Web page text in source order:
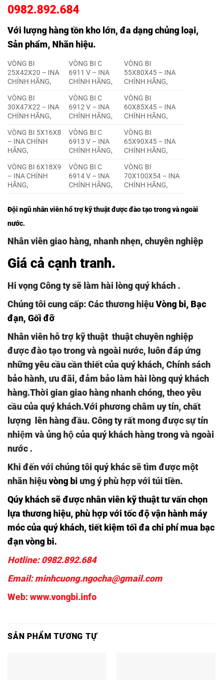
0982.892.684
Với lượng hàng tồn kho lớn, đa dạng chủng loại,
Sản phẩm, Nhãn hiệu.
VÒNG BI
25X42X20 – INA
CHÍNH HÃNG,
VÒNG BI C
6911 V – INA
CHÍNH HÃNG,
VÒNG BI
55X80X45 – INA
CHÍNH HÃNG,
VÒNG BI
30X47X22 – INA
CHÍNH HÃNG,
VÒNG BI C
6912 V – INA
CHÍNH HÃNG,
VÒNG BI
60X85X45 – INA
CHÍNH HÃNG,
VÒNG BI 5X16X8
– INA CHÍNH
HÃNG,
VÒNG BI C
6913 V – INA
CHÍNH HÃNG,
VÒNG BI
65X90X45 – INA
CHÍNH HÃNG,
VÒNG BI 6X18X9
– INA CHÍNH
HÃNG,
VÒNG BI C
6914 V – INA
CHÍNH HÃNG,
VÒNG BI
70X100X54 – INA
CHÍNH HÃNG,
Đội ngũ nhân viên hổ trợ kỹ thuật được đào tạo trong và ngoài
nước.
Nhân viên giao hàng, nhanh nhẹn, chuyên nghiệp
Giá cả cạnh tranh.
Hi vọng Công ty sẽ làm hài lòng quý khách .
Chúng tôi cung cấp: Các thương hiệuVòng bi, Bạc
đạn, Gối đỡ
Nhân viên hỗ trợ kỹ thuật thuật chuyên nghiệp
được đào tạo trong và ngoài nước, luôn đáp ứng
những yêu cầu cần thiết của quý khách, Chính sách
bảo hành, ưu đãi, đảm bảo làm hài lòng quý khách
hàng.Thời gian giao hàng nhanh chóng, theo yêu
cầu của quý khách.Với phương châm uy tín, chất
lượng lên hàng đầu. Công ty rất mong được sự tín
nhiệm và ủng hộ của quý khách hàng trong và ngoài
nước .
Khi đến với chúng tôi quý khác sẽ tìm được một
nhãn hiệuvòng bi ưng ý phù hợp với túi tiền.
Qúy khách sẽ được nhân viên kỹ thuật tư vấn chọn
lựa thương hiệu, phù hợp với tốc độ vận hành máy
móc của quý khách, tiết kiệm tối đa chi phí mua bạc
đạn vòng bi.
Hotline:0982.892.684
Email:minhcuong.ngocha@gmail.com
Web:www.vongbi.info
SẢN PHẨM TƯƠNG TỰ